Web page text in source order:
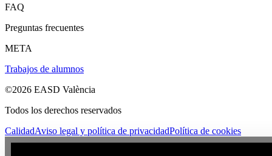
FAQ
Preguntas frecuentes
META
Trabajos de alumnos
©2026 EASD València
Todos los derechos reservados
CalidadAviso legal y política de privacidadPolítica de cookies